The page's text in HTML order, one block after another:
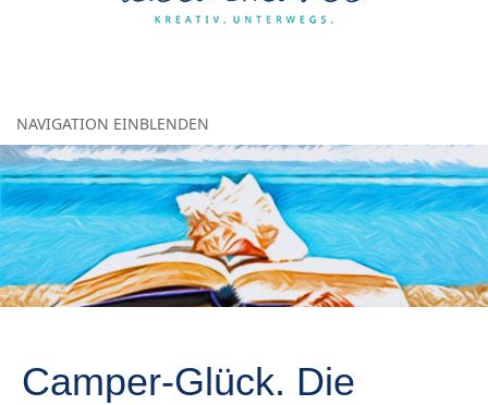
NAVIGATION EINBLENDEN
Camper-Glück. Die